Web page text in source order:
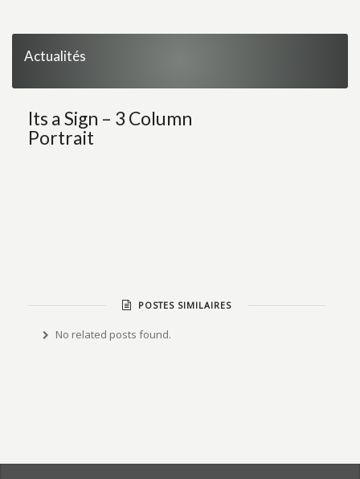
Actualités
Its a Sign – 3 Column
Portrait
POSTES SIMILAIRES
No related posts found.